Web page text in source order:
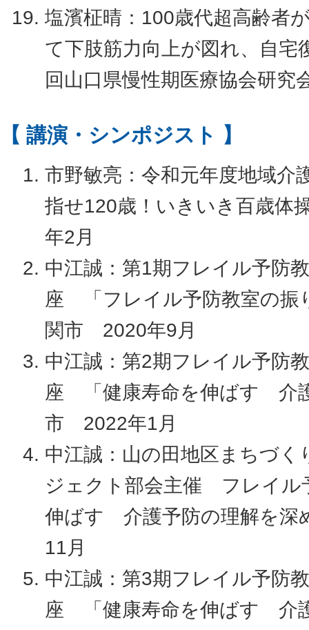
塩濱柾晴：100歳代超高齢者
て下肢筋力向上が図れ、自
回山口県慢性期医療協会研究
【 講演・シンポジスト 】
市野敏亮：令和元年度地域介
指せ120歳！いきいき百歳
年2月
中江誠：第1期フレイル予防
座 「フレイル予防教室の
関市 2020年9月
中江誠：第2期フレイル予防
座 「健康寿命を伸ばす 介
市 2022年1月
中江誠：山の田地区まちづ
ジェクト部会主催 フレイル
伸ばす 介護予防の理解を
11月
中江誠：第3期フレイル予防
座 「健康寿命を伸ばす 介